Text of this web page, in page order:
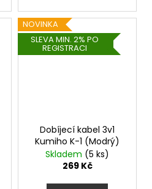
NOVINKA
SLEVA MIN. 2% PO
REGISTRACI
Dobíjecí kabel 3v1
Kumiho K-1 (Modrý)
Skladem (5 ks)
269 Kč